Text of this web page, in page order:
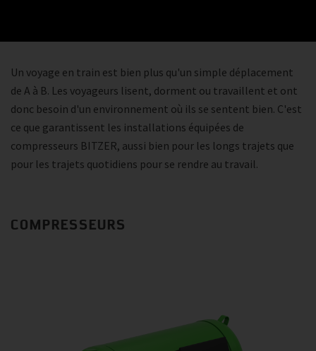
Un voyage en train est bien plus qu'un simple déplacement
de A à B. Les voyageurs lisent, dorment ou travaillent et ont
donc besoin d'un environnement où ils se sentent bien. C'est
ce que garantissent les installations équipées de
compresseurs BITZER, aussi bien pour les longs trajets que
pour les trajets quotidiens pour se rendre au travail.
COMPRESSEURS